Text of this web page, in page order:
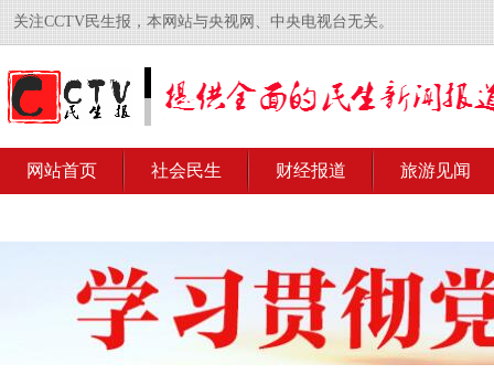
关注CCTV民生报，本网站与央视网、中央电视台无关。
网站首页 社会民生 财经报道 旅游见闻